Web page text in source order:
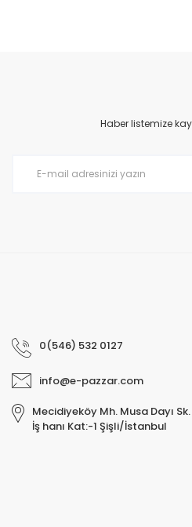
Ürün resmi kalitesiz, bozuk veya
Ürün açıklamasında eksik
Haber listemize
0(546) 532 0127
info@e-pazzar.com
Mecidiyeköy Mh. Musa Dayı
İş hanı Kat:-1 Şişli/İstanbul